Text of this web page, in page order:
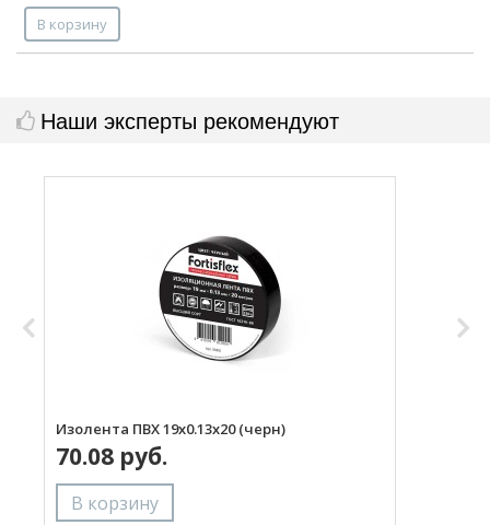
В корзину
Наши эксперты рекомендуют
Изолента ПВХ 19х0.13x20 (черн)
70.08 руб.